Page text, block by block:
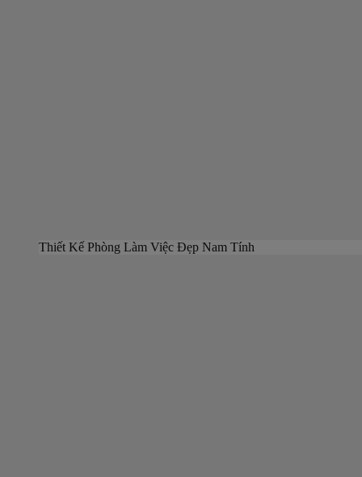
Thiết Kế Phòng Làm Việc Đẹp Nam Tính